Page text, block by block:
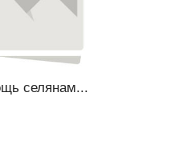
селянам...